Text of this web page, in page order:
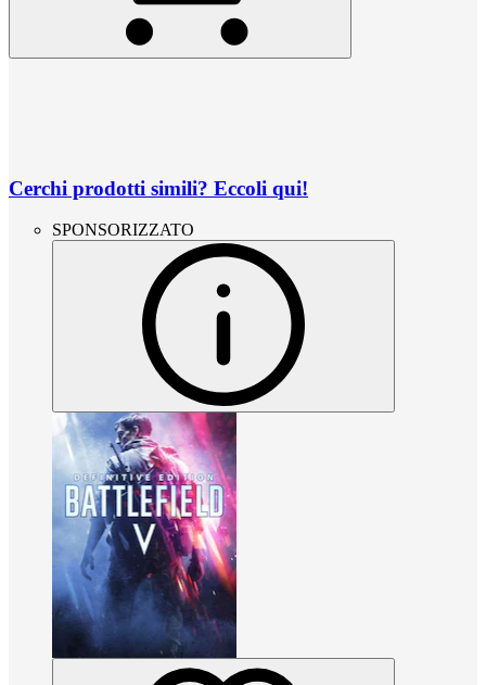
Cerchi prodotti simili? Eccoli qui!
SPONSORIZZATO